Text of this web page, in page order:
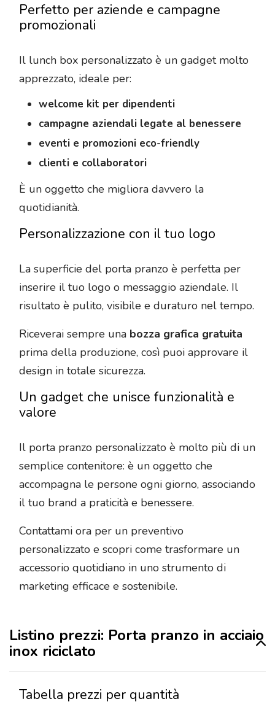
Perfetto per aziende e campagne
promozionali
Il lunch box personalizzato è un gadget molto
apprezzato, ideale per:
welcome kit per dipendenti
campagne aziendali legate al benessere
eventi e promozioni eco-friendly
clienti e collaboratori
È un oggetto che migliora davvero la
quotidianità.
Personalizzazione con il tuo logo
La superficie del porta pranzo è perfetta per
inserire il tuo logo o messaggio aziendale. Il
risultato è pulito, visibile e duraturo nel tempo.
Riceverai sempre una bozza grafica gratuita
prima della produzione, così puoi approvare il
design in totale sicurezza.
Un gadget che unisce funzionalità e
valore
Il porta pranzo personalizzato è molto più di un
semplice contenitore: è un oggetto che
accompagna le persone ogni giorno, associando
il tuo brand a praticità e benessere.
Contattami ora per un preventivo
personalizzato e scopri come trasformare un
accessorio quotidiano in uno strumento di
marketing efficace e sostenibile.
Listino prezzi: Porta pranzo in acciaio
inox riciclato
Tabella prezzi per quantità